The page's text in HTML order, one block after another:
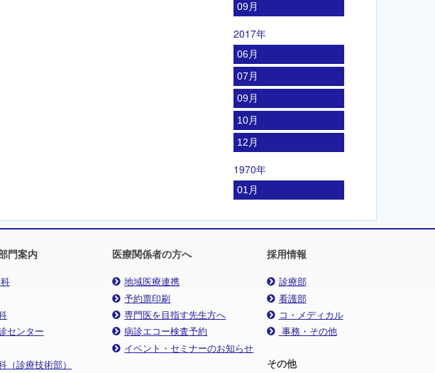
09月
2017年
06月
07月
09月
10月
12月
1970年
01月
門案内
センター
（診療技術部）
医療関係者の方へ
地域医療連携
予約票印刷
専門医を目指す先生方へ
病診エコー検査予約
イベント・セミナーのお知らせ
採用情報
診療部
看護部
コ・メディカル
事務・その他
その他